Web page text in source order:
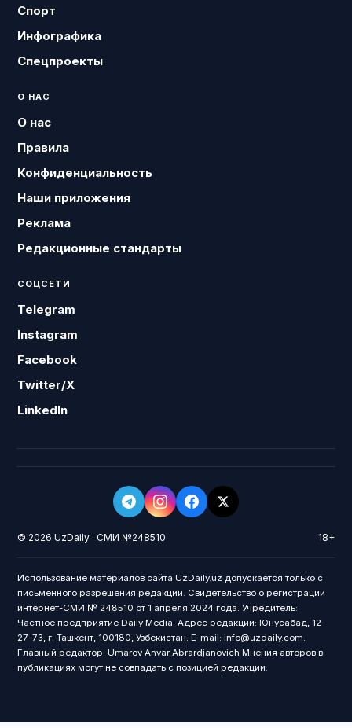
Спорт
Инфографика
Спецпроекты
О НАС
О нас
Правила
Конфиденциальность
Наши приложения
Реклама
Редакционные стандарты
СОЦСЕТИ
Telegram
Instagram
Facebook
Twitter/X
LinkedIn
© 2026 UzDaily · СМИ №248510 18+
Использование материалов сайта UzDaily.uz допускается только с
письменного разрешения редакции. Свидетельство о регистрации
интернет-СМИ № 248510 от 1 апреля 2024 года. Учредитель:
Частное предприятие Daily Media. Адрес редакции: Юнусабад, 12-
27-73, г. Ташкент, 100180, Узбекистан. E-mail: info@uzdaily.com.
Главный редактор: Umarov Anvar Abrardjanovich Мнения авторов в
публикациях могут не совпадать с позицией редакции.